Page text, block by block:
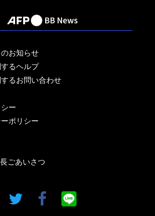
お知らせ
るヘルプ
るお問い合わせ
ー
ポリシー
ごあいさつ